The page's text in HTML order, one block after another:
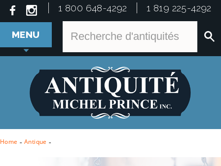
1 800 648-4292 1 819 225-4292
MENU
Home - Antique -